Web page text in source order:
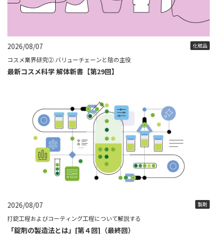
2026/08/07 化粧品
コスメ業界研究② バリューチェーンと陰の主役
最新コスメ科学 解体新書【第29回】
2026/08/07 製剤
打錠工程およびコーティング工程について解説する
「錠剤の製造法とは」[第４回]（最終回）